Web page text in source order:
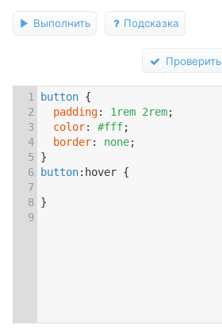
Выполнить Подсказка
Проверить
1 button {
2
padding: 1rem 2rem;
3
color: #fff;
4
border: none;
5
}
6
button: hover {
7
8 }
9